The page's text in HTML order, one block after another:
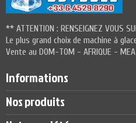
** ATTENTION : RENSEIGNEZ VOUS
Le plus grand choix de machine à
Vente au DOM-TOM - AFRIQUE - MEA
Informations
Nos produits